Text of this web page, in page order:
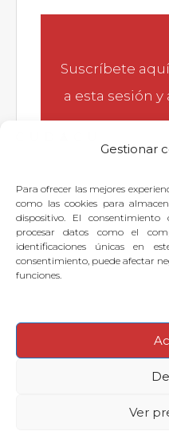
Gestionar
Para ofrecer las mejores
como las cookies para
dispositivo. El
procesar datos como el
identificaciones únicas en
consentimiento, puede afectar
funciones.
Ver
Suscríbete aquí
a esta sesión y
Si quieres
el experto,
©
Contactar